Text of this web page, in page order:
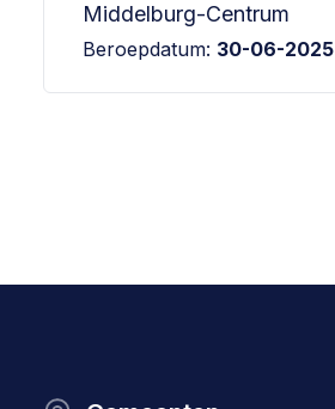
Middelburg-Centrum
Beroepdatum: 30-06-2025